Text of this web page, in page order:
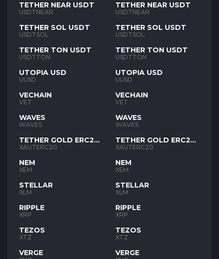
TETHER NEAR USDT
USDTNEAR
TETHER SOL USDT
USDTSOL
TETHER TON USDT
USDTTON
UTOPIA USD
UUSD
VECHAIN
VET
WAVES
WAVES
TETHER GOLD ERC20
XAUT
XAUTERC20
NEM
XEM
STELLAR
XLM
RIPPLE
XRP
TEZOS
XTZ
VERGE
TETHER NEAR USDT
USDTNEAR
TETHER SOL USDT
USDTSOL
TETHER TON USDT
USDTTON
UTOPIA USD
UUSD
VECHAIN
VET
WAVES
WAVES
TETHER GOLD ERC20
XAUT
XAUTERC20
NEM
XEM
STELLAR
XLM
RIPPLE
XRP
TEZOS
XTZ
VERGE